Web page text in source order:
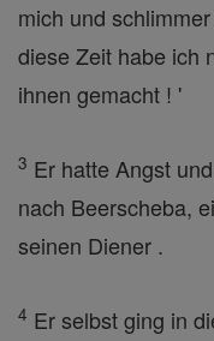
mich und
diese Zeit habe ich
ihnen gemacht ! '
3 Er hatte Angst
nach Beerscheba,
seinen Diener .
4 Er selbst ging in